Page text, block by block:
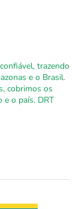
trazendo
e o Brasil.
cobrimos os
e o país. DRT